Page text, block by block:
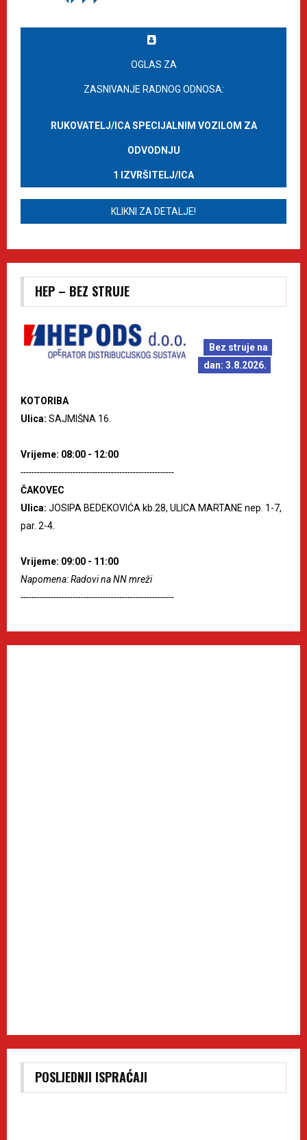
OGLAS ZA
ZASNIVANJE RADNOG ODNOSA:
RUKOVATELJ/ICA SPECIJALNIM VOZILOM ZA
ODVODNJU
1 IZVRŠITELJ/ICA
KLIKNI ZA DETALJE!
HEP – BEZ STRUJE
Bez struje na
dan: 3.8.2026.
KOTORIBA
Ulica: SAJMIŠNA 16.
Vrijeme: 08:00 - 12:00
--------------------------------------------------------
ČAKOVEC
Ulica: JOSIPA BEDEKOVIĆA kb.28, ULICA MARTANE nep. 1-7,
par. 2-4.
Vrijeme: 09:00 - 11:00
Napomena: Radovi na NN mreži
--------------------------------------------------------
POSLJEDNJI ISPRAĆAJI